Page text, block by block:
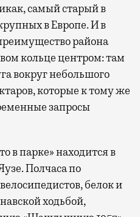
самый старый в
в Европе. И в
района
кольце центром: там
вокруг небольшого
которые к тому же
запросы
в парке» находится в
Полчаса по
белок и
ходьбой,